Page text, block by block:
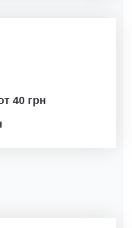
40 грн